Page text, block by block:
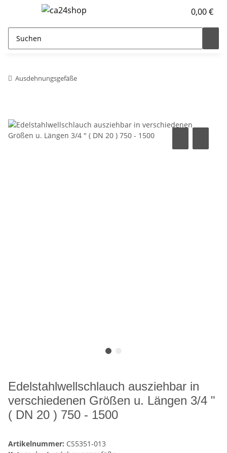
0,00 €
Ausdehnungsgefäße
Edelstahlwellschlauch ausziehbar in
verschiedenen Größen u. Längen 3/4 "
( DN 20 ) 750 - 1500
Artikelnummer: CS5351-013